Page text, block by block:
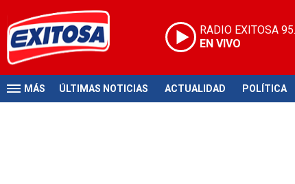
RADIO EXITOSA
EN VIVO
MÁS ÚLTIMAS NOTICIAS ACTUALIDAD POLÍTICA